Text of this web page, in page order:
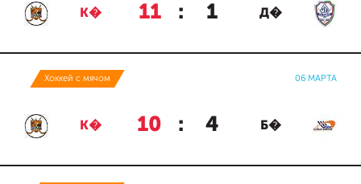
К� 11 : 1 Д�
Хоккей с мячом 06 МАРТА
К� 10 : 4 Б�